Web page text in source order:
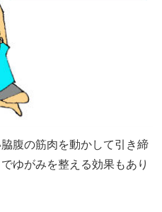
腹の筋肉を動かして引き締
ゆがみを整える効果もあり